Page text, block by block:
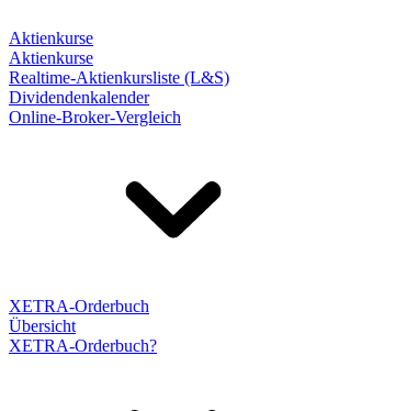
Aktienkurse
Aktienkurse
Realtime-Aktienkursliste (L&S)
Dividendenkalender
Online-Broker-Vergleich
XETRA-Orderbuch
Übersicht
XETRA-Orderbuch?